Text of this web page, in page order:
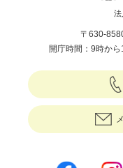
法
〒630-
開庁時間：9時から